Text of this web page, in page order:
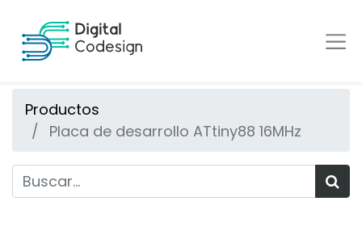
Productos
Placa de desarrollo ATtiny88 16MHz